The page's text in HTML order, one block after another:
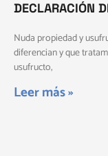
DECLARACIÓN
Nuda propiedad y
diferencian y que
usufructo,
Leer más »